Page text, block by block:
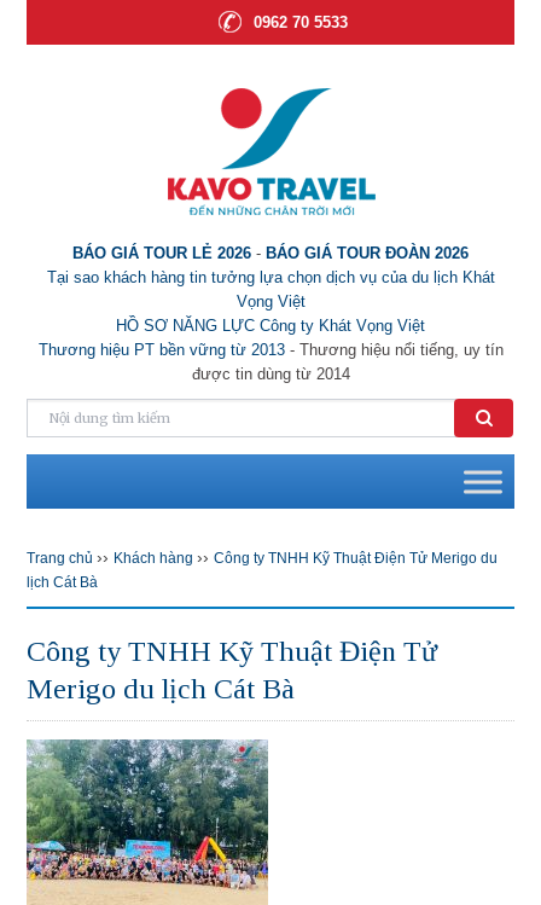
0962 70 5533
BÁO GIÁ TOUR LẺ 2026 - BÁO GIÁ TOUR ĐOÀN 2026
Tại sao khách hàng tin tưởng lựa chọn dịch vụ của du lịch Khát
Vọng Việt
HỒ SƠ NĂNG LỰC Công ty Khát Vọng Việt
Thương hiệu PT bền vững từ 2013- Thương hiệu nổi tiếng, uy tín
được tin dùng từ 2014
Trang chủ ›› Khách hàng ››Công ty TNHH Kỹ Thuật Điện Tử Merigo du
lịch Cát Bà
Công ty TNHH Kỹ Thuật Điện Tử
Merigo du lịch Cát Bà